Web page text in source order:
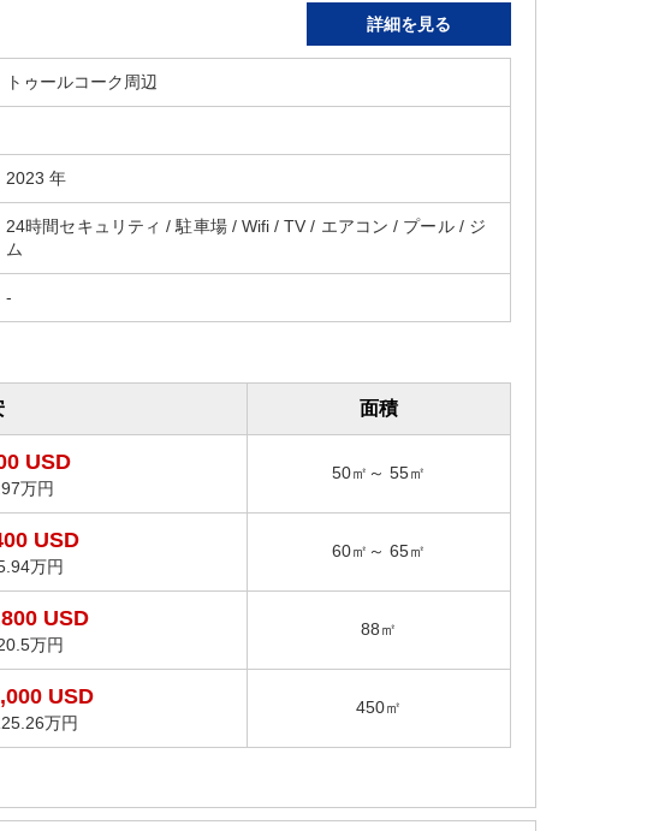
詳細を見る
トゥールコーク周辺
2023 年
24時間セキュリティ / 駐車場 / Wifi / TV / エアコン / プール / ジ
ム
-
面積
USD
万円
50㎡～ 55㎡
USD
万円
60㎡～ 65㎡
USD
万円
88㎡
USD
万円
450㎡